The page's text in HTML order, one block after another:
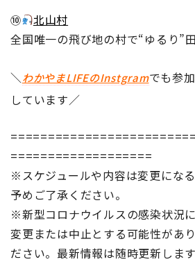
⑩
北山村
全国唯一の飛び地の村で“ゆるり”
＼わかやまLIFEのInstgramでも参
しています／
===================
※スケジュールや内容は変更にな
予めご了承ください。
※新型コロナウイルスの感染状況
変更または中止とする可能性があ
ださい。最新情報は随時更新します